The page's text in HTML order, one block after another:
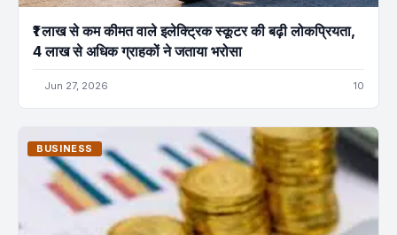
₹1 लाख से कम कीमत वाले इलेक्ट्रिक स्कूटर की बढ़ी लोकप्रियता,
4 लाख से अधिक ग्राहकों ने जताया भरोसा
Jun 27, 2026 10
BUSINESS